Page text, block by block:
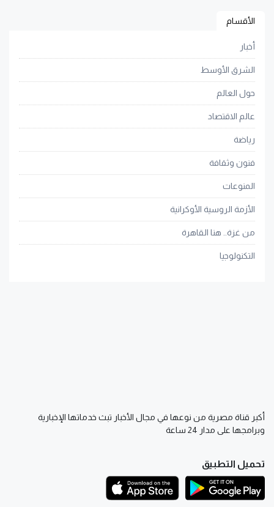
الأقسام
أخبار
الشرق الأوسط
حول العالم
عالم الاقتصاد
رياضة
فنون وثقافة
المنوعات
الأزمة الروسية الأوكرانية
من غزة.. هنا القاهرة
التكنولوجيا
أكبر قناة مصرية من نوعها في مجال الأخبار تبث خدماتها الإخبارية
وبرامجها على مدار 24 ساعة
تحميل التطبيق